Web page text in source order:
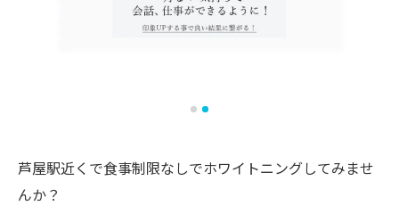
芦屋駅近くで食事制限なしでホワイトニングしてみませ
んか？